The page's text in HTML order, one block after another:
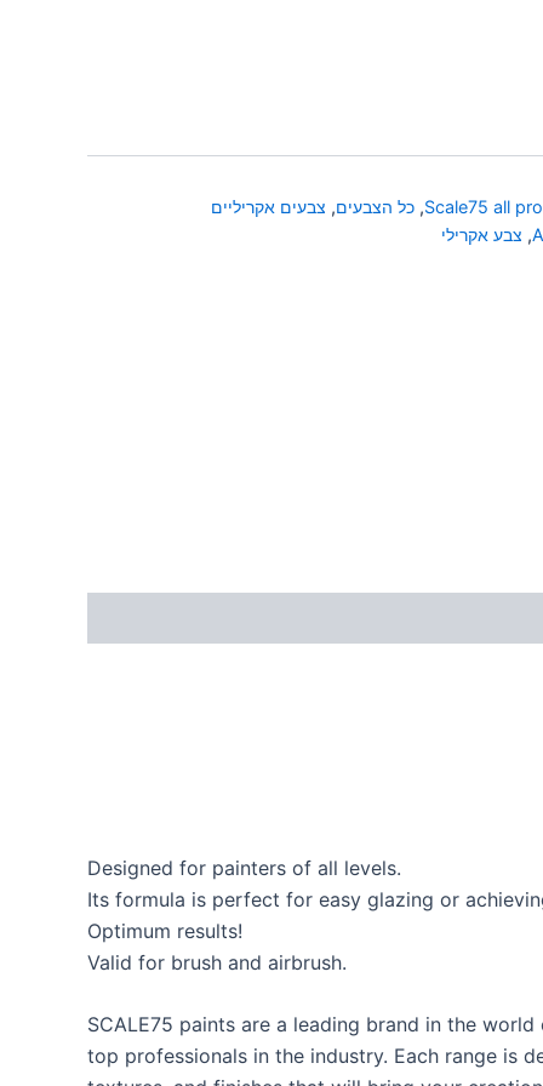
Scale75 all
, כל הצבעים, צבעים אקריליים
, צבע אקרילי
Designed for painters of all levels.
Its formula is perfect for easy glazing or
Optimum results!
Valid for brush and airbrush.
SCALE75 paints are a leading brand in the
top professionals in the industry. Each range is